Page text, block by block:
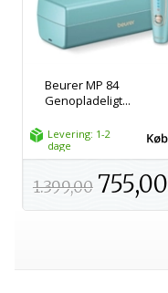
Beurer MP 84
Genopladeligt...
Levering: 1-2
dage
1.399,00 755,00